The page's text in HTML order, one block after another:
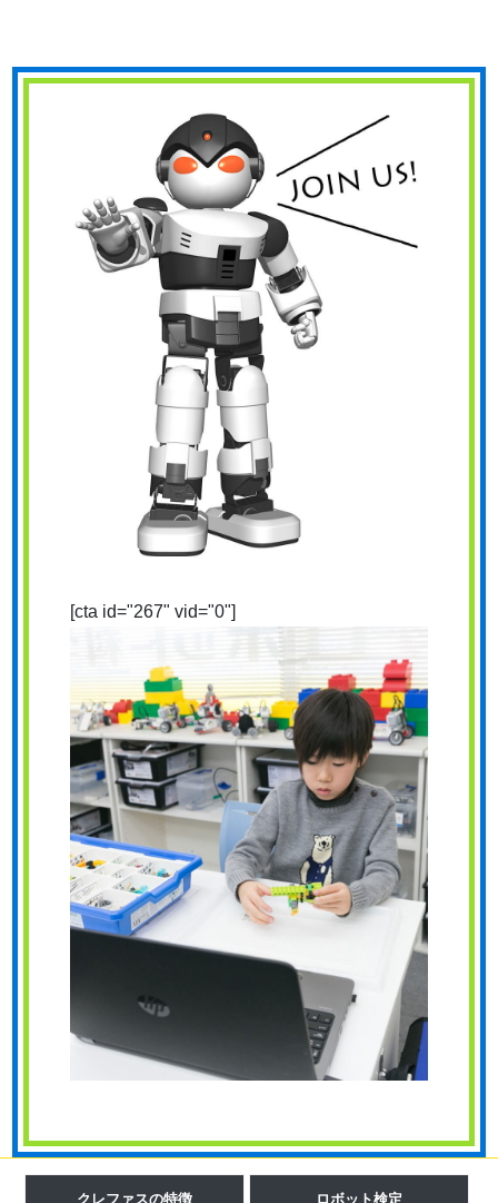
[cta id="267" vid="0"]
クレファスの特徴 ロボット検定